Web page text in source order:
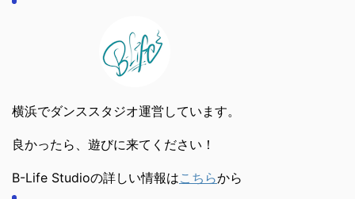
横浜でダンススタジオ運営しています。
良かったら、遊びに来てください！
B-Life Studioの詳しい情報はこちらから